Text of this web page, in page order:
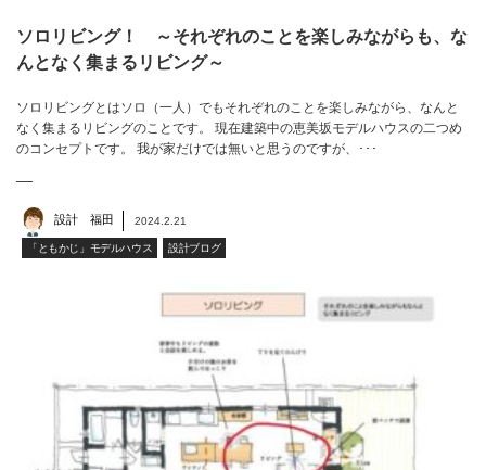
ソロリビング！ ～それぞれのことを楽しみながらも、な
んとなく集まるリビング～
ソロリビングとはソロ（一人）でもそれぞれのことを楽しみながら、なんと
なく集まるリビングのことです。 現在建築中の恵美坂モデルハウスの二つめ
のコンセプトです。 我が家だけでは無いと思うのですが、･･･
設計 福田 2024.2.21
「ともかじ」モデルハウス 設計ブログ